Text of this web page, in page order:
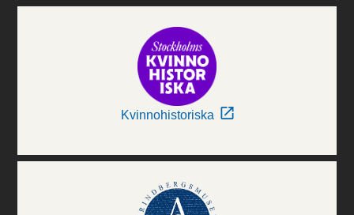
Kvinnohistoriska